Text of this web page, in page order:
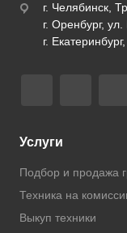
г. Челябинск,
г. Оренбург,
г.
Услуги
Подбор и продажа
Техника на
Выкуп техники